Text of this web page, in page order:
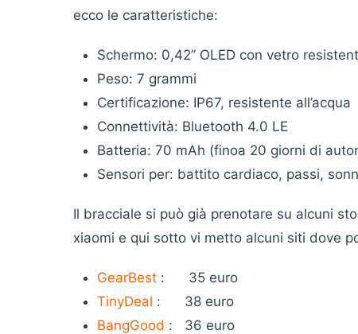
ecco le caratteristiche:
Schermo: 0,42” OLED con vetro
Peso: 7 grammi
Certificazione: IP67, resistente all’acqua
Connettività: Bluetooth 4.0 LE
Batteria: 70 mAh (finoa 20 giorni di
Sensori per: battito cardiaco, passi,
Il bracciale si può già prenotare su alcuni
xiaomi e qui sotto vi metto alcuni siti dove
GearBest : 35 euro
TinyDeal : 38 euro
BangGood : 36 euro